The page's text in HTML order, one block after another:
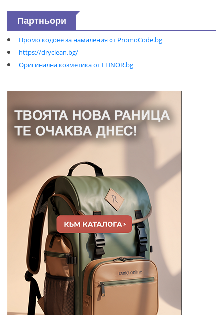
Партньори
Промо кодове за намаления от PromoCode.bg
https://dryclean.bg/
Оригинална козметика от ELINOR.bg